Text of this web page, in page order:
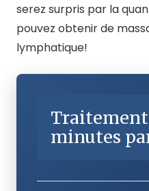
serez surpris par la
pouvez obtenir de
lymphatique!
Traitement
minutes